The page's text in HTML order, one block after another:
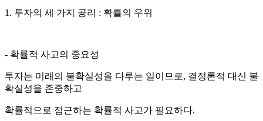
1. 투자의 세 가지 공리 : 확률의 우위
- 확률적 사고의 중요성
투자는 미래의 불확실성을 다루는 일이므로, 결정론적 대신 불
확실성을 존중하고
확률적으로 접근하는 확률적 사고가 필요하다.